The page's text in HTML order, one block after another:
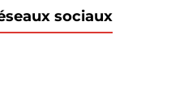
sociaux